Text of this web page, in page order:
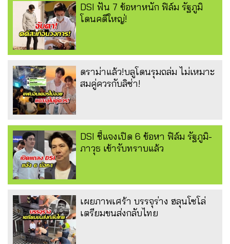
DSI ฟัน 7 ข้อหาหนัก ฟิล์ม รัฐภูมิ
โดนคดีใหญ่!
ดราม่าแล้ว!บลูโดนรุมถล่ม ไม่เหมาะ
สมคู่ควรกับลิซ่า!
DSI ชี้แจงเปิด 6 ข้อหา ฟิล์ม รัฐภูมิ-
ภาวุธ เข้ารับทราบแล้ว
เผยภาพเศร้า บรรจุร่าง ฮลุนโซโล่
เตรียมขนส่งกลับไทย